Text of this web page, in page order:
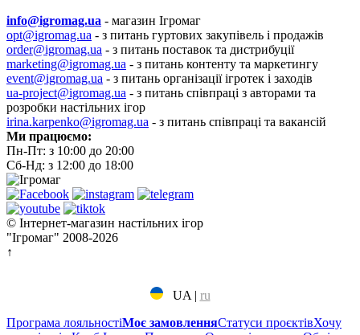
info@igromag.ua - магазин Ігромаг
opt@igromag.ua - з питань гуртових закупівель і продажів
order@igromag.ua - з питань поставок та дистрибуції
marketing@igromag.ua - з питань контенту та маркетингу
event@igromag.ua - з питань організації ігротек і заходів
ua-project@igromag.ua - з питань співпраці з авторами та
розробки настільних ігор
irina.karpenko@igromag.ua - з питань співпраці та вакансій
Ми працюємо:
Пн-Пт: з 10:00 до 20:00
Сб-Нд: з 12:00 до 18:00
© Інтернет-магазин настільних ігор
"Ігромаг" 2008-2026
↑
UA | ru
Програма лояльностіМоє замовленняСтатуси проєктівХочу